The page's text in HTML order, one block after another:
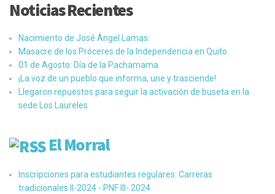
Noticias Recientes
Nacimiento de José Ángel Lamas.
Masacre de los Próceres de la Independencia en Quito.
01 de Agosto: Día de la Pachamama
¡La voz de un pueblo que informa, une y trasciende!
Llegaron repuestos para seguir la activación de buseta en la
sede Los Laureles
El Morral
Inscripciones para estudiantes regulares: Carreras
tradicionales II-2024 - PNF III- 2024